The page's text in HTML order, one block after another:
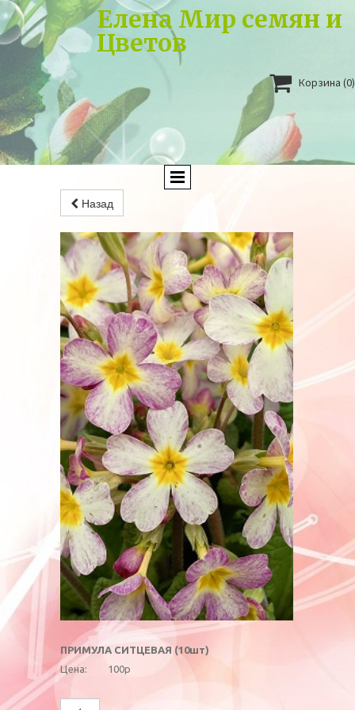
Елена Мир семян и
Цветов
 Корзина (0)
Назад
ПРИМУЛА СИТЦЕВАЯ (10шт)
Цена:
100р